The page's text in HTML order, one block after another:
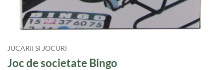
JUCARII SI JOCURI
Joc de societate Bingo